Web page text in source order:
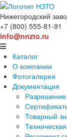
Нижегородский
+7 (800) 555-81-91
info@nnzto.ru
Каталог
О компании
Фотогалерея
Документация
Товарный